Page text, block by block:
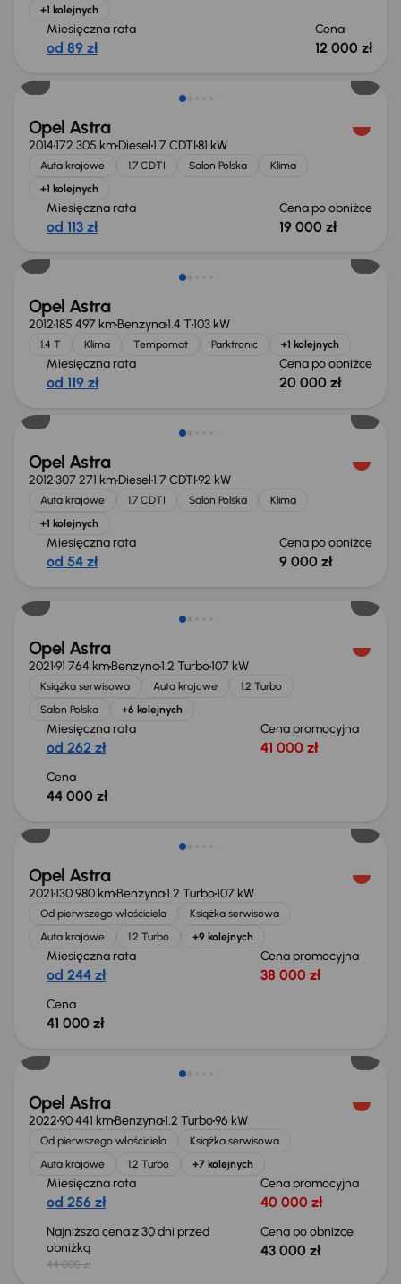
+1 kolejnych
Miesięczna rata
od 89 zł
Cena
12 000 zł
Taniej o 1 000 zł
Opel Astra
2014172 305 kmDiesel1.7 CDTI81 kW
Auta krajowe 1.7 CDTI Salon Polska
Klima
+1 kolejnych
Miesięczna rata
od 113 zł
Cena po obniżce
19 000 zł
Taniej o 500 zł
Opel Astra
2012185 497 kmBenzyna1.4 T103 kW
1.4 T Klima Tempomat Parktronic +1 kolejnych
Miesięczna rata
od 119 zł
Cena po obniżce
20 000 zł
Taniej o 1 000 zł
Opel Astra
2012307 271 kmDiesel1.7 CDTI92 kW
Auta krajowe 1.7 CDTI Salon Polska
Klima
+1 kolejnych
Miesięczna rata
od 54 zł
Cena po obniżce
9 000 zł
Opel Astra
202191 764 kmBenzyna1.2 Turbo107 kW
Książka serwisowa Auta krajowe
1.2 Turbo
Salon Polska
+6 kolejnych
Miesięczna rata
od 262 zł
Cena promocyjna
41 000 zł
Cena
44 000 zł
Opel Astra
2021130 980 kmBenzyna1.2 Turbo107 kW
Od pierwszego właściciela
Książka serwisowa
Auta krajowe
1.2 Turbo +9 kolejnych
Miesięczna rata
od 244 zł
Cena promocyjna
38 000 zł
Cena
41 000 zł
Opel Astra
202290 441 kmBenzyna1.2 Turbo96 kW
Od pierwszego właściciela
Książka serwisowa
Auta krajowe
1.2 Turbo +7 kolejnych
Miesięczna rata
od 256 zł
Cena promocyjna
40 000 zł
Najniższa cena z 30 dni przed
obniżką
44 000 zł
Cena po obniżce
43 000 zł
Świeżo skupione